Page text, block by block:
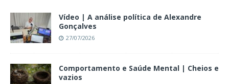
Vídeo | A análise política de Alexandre
Gonçalves
27/07/2026
Comportamento e Saúde Mental | Cheios e
vazios